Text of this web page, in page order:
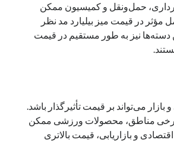
حمل‌ونقل و کمیسیون ممکن
مؤثر در قیمت میز بیلیارد مد نظر
دسته‌ها نیز به طور مستقیم در قیمت
می‌تواند بر قیمت تأثیرگذار باشد.
برخی مناطق، محصولات ورزشی ممکن
و بازاریابی، قیمت بالاتری